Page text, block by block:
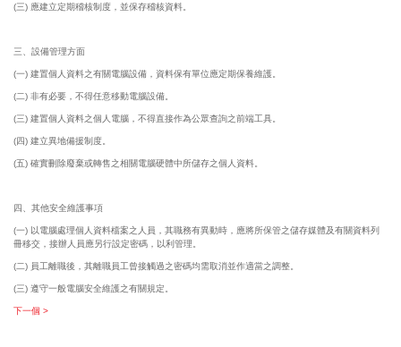
(三) 應建立定期稽核制度，並保存稽核資料。
三、設備管理方面
(一) 建置個人資料之有關電腦設備，資料保有單位應定期保養維護。
(二) 非有必要，不得任意移動電腦設備。
(三) 建置個人資料之個人電腦，不得直接作為公眾查詢之前端工具。
(四) 建立異地備援制度。
(五) 確實刪除廢棄或轉售之相關電腦硬體中所儲存之個人資料。
四、其他安全維護事項
(一) 以電腦處理個人資料檔案之人員，其職務有異動時，應將所保管之儲存媒體及有關資料列
冊移交，接辦人員應另行設定密碼，以利管理。
(二) 員工離職後，其離職員工曾接觸過之密碼均需取消並作適當之調整。
(三) 遵守一般電腦安全維護之有關規定。
下一個 >